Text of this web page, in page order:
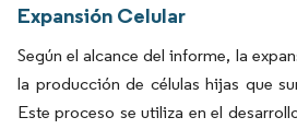
Expansión Celular
Según el alcance del informe, la
la producción de células hijas que
Este proceso se utiliza en el